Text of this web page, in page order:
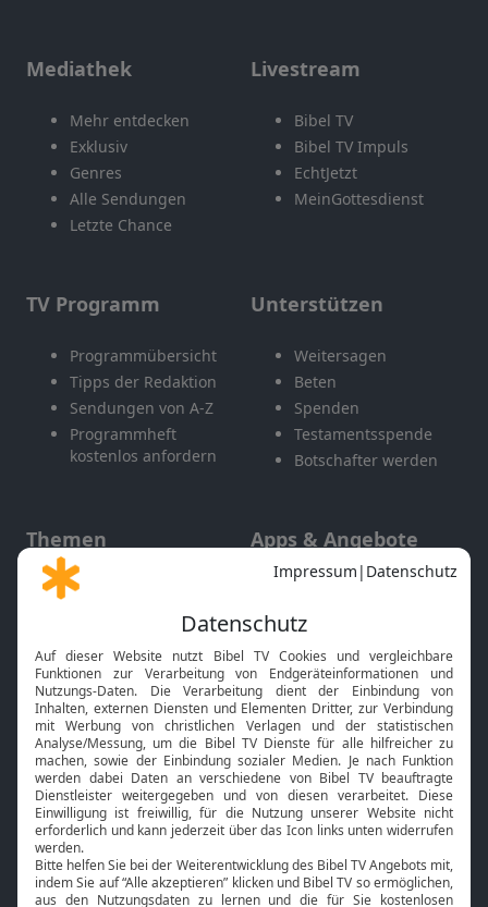
Mediathek
Mehr entdecken
Exklusiv
Genres
Alle Sendungen
Letzte Chance
Livestream
Bibel TV
Bibel TV Impuls
EchtJetzt
MeinGottesdienst
TV Programm
Programmübersicht
Tipps der Redaktion
Sendungen von A-Z
Programmheft
kostenlos anfordern
Unterstützen
Weitersagen
Beten
Spenden
Testamentsspende
Botschafter werden
Themen
Gott und Bibel erklärt
Neuigkeiten
Apps & Angebote
Mobile App
Smart TV
HbbTV
Bibelthek Online-Bibel
Nächster Gottesdienst
Bibel TV
Über uns
Service
Kontakt